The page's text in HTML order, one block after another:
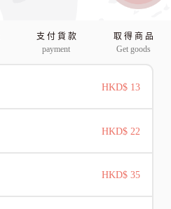
支 付 貨 款
payment
取 得 商 品
Get goods
HKD$ 13
HKD$ 22
HKD$ 35